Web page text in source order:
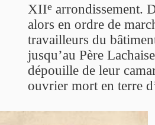
XIIe arrondissement.
alors en ordre de
travailleurs du
jusqu’au Père
dépouille de leur
ouvrier mort en terre